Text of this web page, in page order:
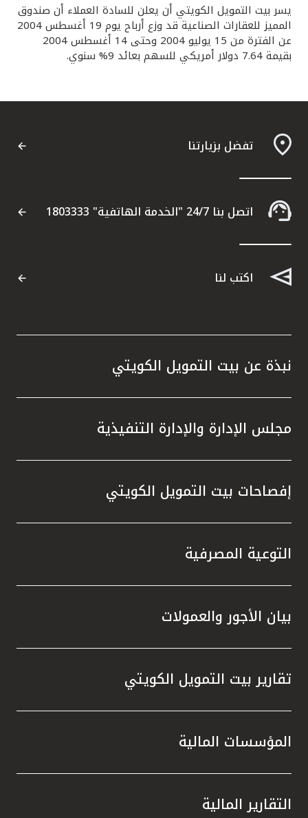
القنوات المصرفية
أدوات وخدمات
خدمات ما بعد البيع
اتصل بنا
ماليزيا
مملكة البحرين
يسر بيت التمويل الكويتي أن يعلن للسادة العملاء أن صندوق
المميز للعقارات الصناعية قد وزع أرباح يوم 19 أغسطس 2004
عن الفترة من 15 يوليو 2004 وحتى 14 أغسطس 2004
بقيمة 7.64 دولار أمريكي للسهم بعائد 9% سنوي.
تفضل بزيارتنا
اتصل بنا 24/7 "الخدمة الهاتفية" 1803333
اكتب لنا
نبذة عن بيت التمويل الكويتي
مجلس الإدارة والإدارة التنفيذية
إفصاحات بيت التمويل الكويتي
التوعية المصرفية
بيان الأجور والعمولات
تقارير بيت التمويل الكويتي
المؤسسات المالية
التقارير المالية